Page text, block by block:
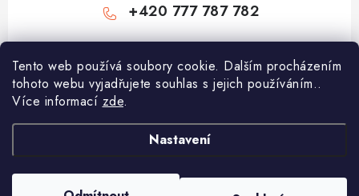
Tento web používá soubory cookie. Dalším procházením
tohoto webu vyjadřujete souhlas s jejich používáním..
Více informací zde.
Nastavení
+420 777 787 782